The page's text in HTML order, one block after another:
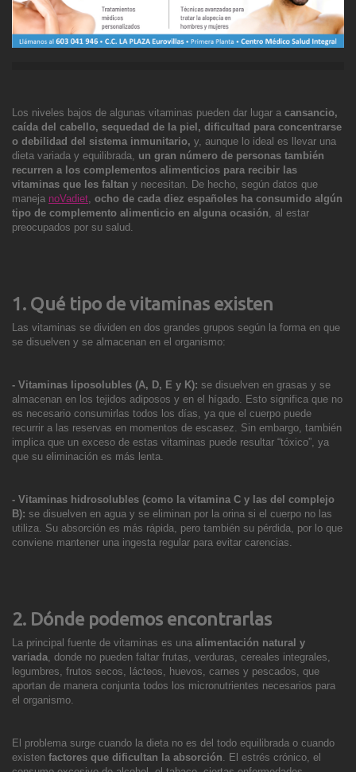
Los niveles bajos de algunas vitaminas pueden dar lugar a cansancio,
caída del cabello, sequedad de la piel, dificultad para concentrarse
o debilidad del sistema inmunitario, y, aunque lo ideal es llevar una
dieta variada y equilibrada, un gran número de personas también
recurren a los complementos alimenticios para recibir las
vitaminas que les faltan y necesitan. De hecho, según datos que
maneja noVadiet, ocho de cada diez españoles ha consumido algún
tipo de complemento alimenticio en alguna ocasión, al estar
preocupados por su salud.
1. Qué tipo de vitaminas existen
Las vitaminas se dividen en dos grandes grupos según la forma en que
se disuelven y se almacenan en el organismo:
- Vitaminas liposolubles (A, D, E y K): se disuelven en grasas y se
almacenan en los tejidos adiposos y en el hígado. Esto significa que no
es necesario consumirlas todos los días, ya que el cuerpo puede
recurrir a las reservas en momentos de escasez. Sin embargo, también
implica que un exceso de estas vitaminas puede resultar “tóxico”, ya
que su eliminación es más lenta.
- Vitaminas hidrosolubles (como la vitamina C y las del complejo
B): se disuelven en agua y se eliminan por la orina si el cuerpo no las
utiliza. Su absorción es más rápida, pero también su pérdida, por lo que
conviene mantener una ingesta regular para evitar carencias.
2. Dónde podemos encontrarlas
La principal fuente de vitaminas es una alimentación natural y
variada, donde no pueden faltar frutas, verduras, cereales integrales,
legumbres, frutos secos, lácteos, huevos, carnes y pescados, que
aportan de manera conjunta todos los micronutrientes necesarios para
el organismo.
El problema surge cuando la dieta no es del todo equilibrada o cuando
existen factores que dificultan la absorción. El estrés crónico, el